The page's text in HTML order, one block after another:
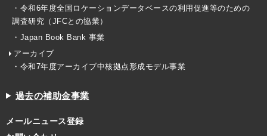
・令和6年度全国ロケーションデータベースの利用促進等のための
調査研究（JFCとの協業）
・Japan Book Bank 事業
アーカイブ
・令和7年度アーカイブ中核拠点形成モデル事業
過去の補助金事業
メールニュース登録